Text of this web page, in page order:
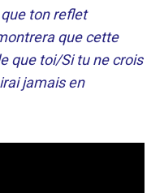
ton reflet
que cette
que toi/Si tu ne crois
jamais en